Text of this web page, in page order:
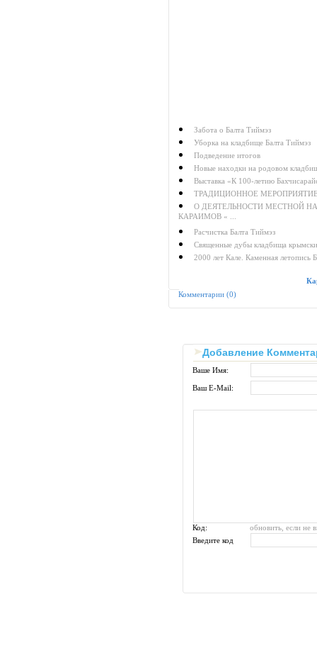
Забота о Балта Тиймэз
Уборка на кладбище Балта Тиймэз
Подведение итогов
Новые находки на родовом
Выставка «К 100-летию
ТРАДИЦИОННОЕ
О ДЕЯТЕЛЬНОСТИ МЕСТНОЙ
КАРАИМОВ « ...
Расчистка Балта Тиймэз
Священные дубы кладбища
2000 лет Кале. Каменная летопись
Комментарии (0)
Добавление
Ваше Имя:
Ваш E-Mail:
Код:
обновить, если не
Введите код